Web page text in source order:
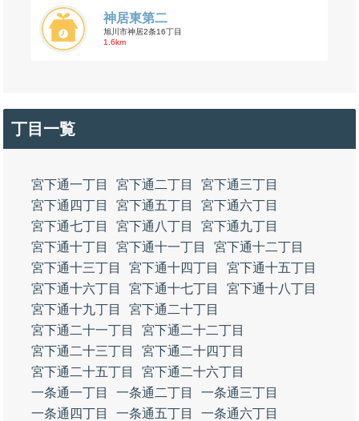
神居東第二
旭川市神居2条16丁目
1.6km
丁目一覧
宮下通一丁目 宮下通二丁目
宮下通三丁目
宮下通四丁目
宮下通五丁目
宮下通六丁目
宮下通七丁目
宮下通八丁目
宮下通九丁目
宮下通十丁目
宮下通十一丁目
宮下通十二丁目
宮下通十三丁目
宮下通十四丁目
宮下通十五丁目
宮下通十六丁目
宮下通十七丁目
宮下通十八丁目
宮下通十九丁目
宮下通二十丁目
宮下通二十一丁目
宮下通二十二丁目
宮下通二十三丁目
宮下通二十四丁目
宮下通二十五丁目
宮下通二十六丁目
一条通一丁目
一条通二丁目
一条通三丁目
一条通四丁目
一条通五丁目
一条通六丁目